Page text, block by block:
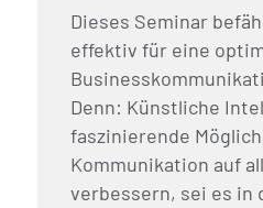
Dieses Seminar
effektiv für eine
Denn: Künstliche
faszinierende
Kommunikation auf
verbessern, sei es in